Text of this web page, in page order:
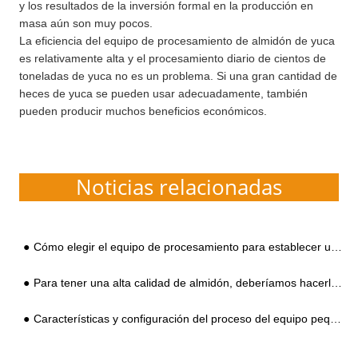
y los resultados de la inversión formal en la producción en
masa aún son muy pocos.
La eficiencia del equipo de procesamiento de almidón de yuca
es relativamente alta y el procesamiento diario de cientos de
toneladas de yuca no es un problema. Si una gran cantidad de
heces de yuca se pueden usar adecuadamente, también
pueden producir muchos beneficios económicos.
Noticias relacionadas
Cómo elegir el equipo de procesamiento para establecer una fábrica de almidón de batata por primera vez, no puede equivocarse con estos 5 puntos
Para tener una alta calidad de almidón, deberíamos hacerlo bien en el desarenado y la eliminación de sedimentos
Características y configuración del proceso del equipo pequeño de procesamiento de almidón de patata dulce que puede procesar 2-3 toneladas